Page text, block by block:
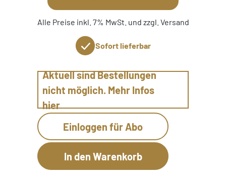
Alle Preise inkl. 7% MwSt. und zzgl. Versand
Sofort lieferbar
Aktuell sind Bestellungen
nicht möglich. Mehr Infos
hier
Einloggen für Abo